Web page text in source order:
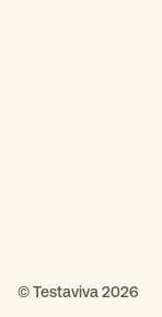
© Testaviva 2026